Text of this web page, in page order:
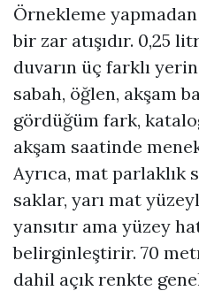
Örnekleme
bir zar atışıdır. 0,25
duvarın üç farklı
sabah, öğlen, akşam
gördüğüm fark,
akşam saatinde
Ayrıca, mat parlaklık
saklar, yarı mat
yansıtır ama yüzey
belirginleştirir. 70
dahil açık renkte